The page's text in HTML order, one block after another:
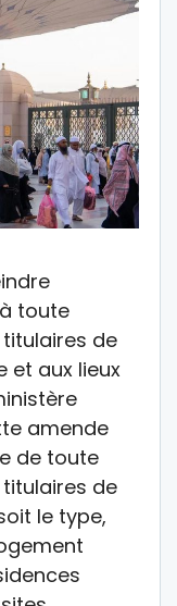
toute
de
et aux lieux
amende
de toute
de
le type,